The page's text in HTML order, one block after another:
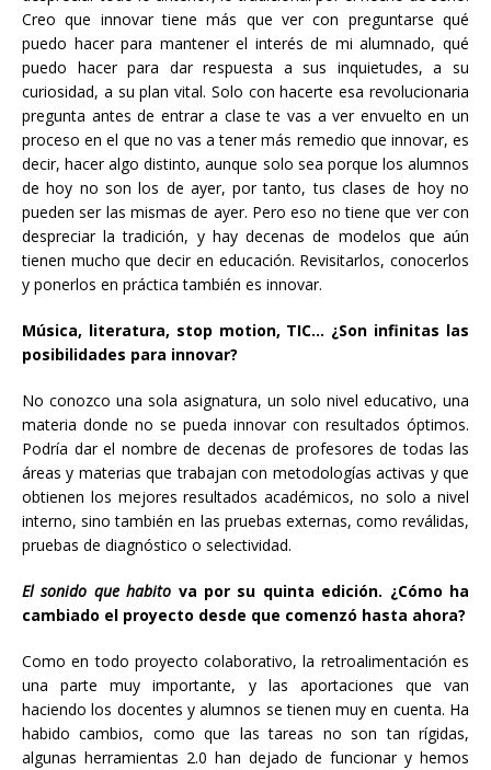
Creo que innovar tiene más que ver con preguntarse qué
puedo hacer para mantener el interés de mi alumnado, qué
puedo hacer para dar respuesta a sus inquietudes, a su
curiosidad, a su plan vital. Solo con hacerte esa revolucionaria
pregunta antes de entrar a clase te vas a ver envuelto en un
proceso en el que no vas a tener más remedio que innovar, es
decir, hacer algo distinto, aunque solo sea porque los alumnos
de hoy no son los de ayer, por tanto, tus clases de hoy no
pueden ser las mismas de ayer. Pero eso no tiene que ver con
despreciar la tradición, y hay decenas de modelos que aún
tienen mucho que decir en educación. Revisitarlos, conocerlos
y ponerlos en práctica también es innovar.
Música, literatura, stop motion, TIC… ¿Son infinitas las
posibilidades para innovar?
No conozco una sola asignatura, un solo nivel educativo, una
materia donde no se pueda innovar con resultados óptimos.
Podría dar el nombre de decenas de profesores de todas las
áreas y materias que trabajan con metodologías activas y que
obtienen los mejores resultados académicos, no solo a nivel
interno, sino también en las pruebas externas, como reválidas,
pruebas de diagnóstico o selectividad.
El sonido que habito va por su quinta edición. ¿Cómo ha
cambiado el proyecto desde que comenzó hasta ahora?
Como en todo proyecto colaborativo, la retroalimentación es
una parte muy importante, y las aportaciones que van
haciendo los docentes y alumnos se tienen muy en cuenta. Ha
habido cambios, como que las tareas no son tan rígidas,
algunas herramientas 2.0 han dejado de funcionar y hemos